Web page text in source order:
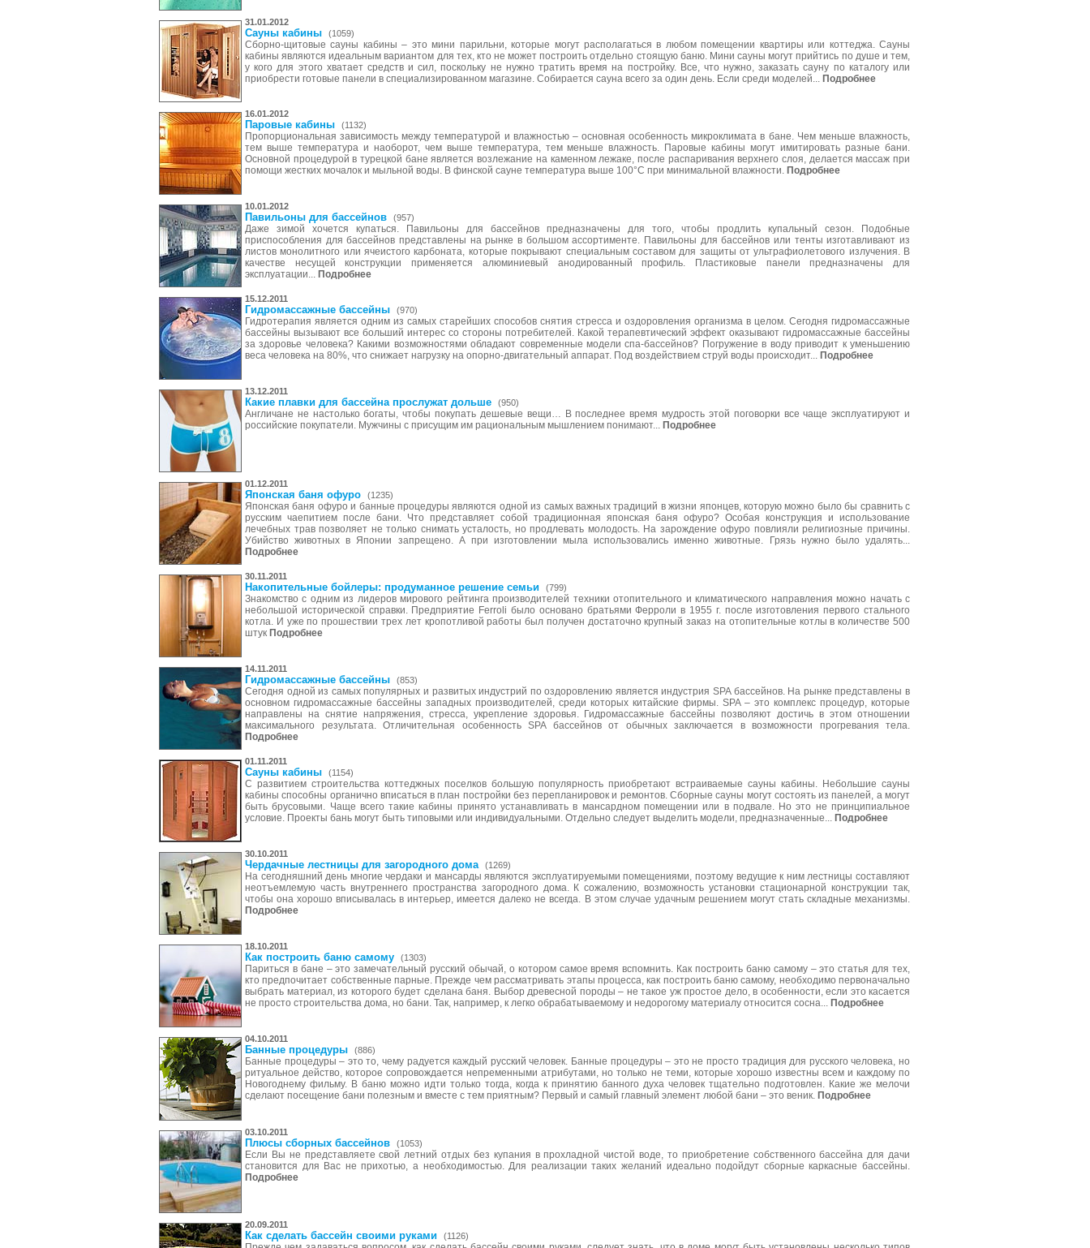
31.01.2012
Сауны кабины (1059)
Сборно-щитовые сауны кабины – это мини парильни, которые могут располагаться в любом помещении квартиры или коттеджа. Сауны
кабины являются идеальным вариантом для тех, кто не может построить отдельно стоящую баню. Мини сауны могут прийтись по душе и тем,
у кого для этого хватает средств и сил, поскольку не нужно тратить время на постройку. Все, что нужно, заказать сауну по каталогу или
приобрести готовые панели в специализированном магазине. Собирается сауна всего за один день. Если среди моделей... Подробнее
16.01.2012
Паровые кабины (1132)
Пропорциональная зависимость между температурой и влажностью – основная особенность микроклимата в бане. Чем меньше влажность,
тем выше температура и наоборот, чем выше температура, тем меньше влажность. Паровые кабины могут имитировать разные бани.
Основной процедурой в турецкой бане является возлежание на каменном лежаке, после распаривания верхнего слоя, делается массаж при
помощи жестких мочалок и мыльной воды. В финской сауне температура выше 100°С при минимальной влажности. Подробнее
10.01.2012
Павильоны для бассейнов (957)
Даже зимой хочется купаться. Павильоны для бассейнов предназначены для того, чтобы продлить купальный сезон. Подобные
приспособления для бассейнов представлены на рынке в большом ассортименте. Павильоны для бассейнов или тенты изготавливают из
листов монолитного или ячеистого карбоната, которые покрывают специальным составом для защиты от ультрафиолетового излучения. В
качестве несущей конструкции применяется алюминиевый анодированный профиль. Пластиковые панели предназначены для
эксплуатации... Подробнее
15.12.2011
Гидромассажные бассейны (970)
Гидротерапия является одним из самых старейших способов снятия стресса и оздоровления организма в целом. Сегодня гидромассажные
бассейны вызывают все больший интерес со стороны потребителей. Какой терапевтический эффект оказывают гидромассажные бассейны
за здоровье человека? Какими возможностями обладают современные модели спа-бассейнов? Погружение в воду приводит к уменьшению
веса человека на 80%, что снижает нагрузку на опорно-двигательный аппарат. Под воздействием струй воды происходит... Подробнее
13.12.2011
Какие плавки для бассейна прослужат дольше (950)
Англичане не настолько богаты, чтобы покупать дешевые вещи… В последнее время мудрость этой поговорки все чаще эксплуатируют и
российские покупатели. Мужчины с присущим им рациональным мышлением понимают... Подробнее
01.12.2011
Японская баня офуро (1235)
Японская баня офуро и банные процедуры являются одной из самых важных традиций в жизни японцев, которую можно было бы сравнить с
русским чаепитием после бани. Что представляет собой традиционная японская баня офуро? Особая конструкция и использование
лечебных трав позволяет не только снимать усталость, но продлевать молодость. На зарождение офуро повлияли религиозные причины.
Убийство животных в Японии запрещено. А при изготовлении мыла использовались именно животные. Грязь нужно было удалять...
Подробнее
30.11.2011
Накопительные бойлеры: продуманное решение семьи (799)
Знакомство с одним из лидеров мирового рейтинга производителей техники отопительного и климатического направления можно начать с
небольшой исторической справки. Предприятие Ferroli было основано братьями Ферроли в 1955 г. после изготовления первого стального
котла. И уже по прошествии трех лет кропотливой работы был получен достаточно крупный заказ на отопительные котлы в количестве 500
штук Подробнее
14.11.2011
Гидромассажные бассейны (853)
Сегодня одной из самых популярных и развитых индустрий по оздоровлению является индустрия SPA бассейнов. На рынке представлены в
основном гидромассажные бассейны западных производителей, среди которых китайские фирмы. SPA – это комплекс процедур, которые
направлены на снятие напряжения, стресса, укрепление здоровья. Гидромассажные бассейны позволяют достичь в этом отношении
максимального результата. Отличительная особенность SPA бассейнов от обычных заключается в возможности прогревания тела.
Подробнее
01.11.2011
Сауны кабины (1154)
С развитием строительства коттеджных поселков большую популярность приобретают встраиваемые сауны кабины. Небольшие сауны
кабины способны органично вписаться в план постройки без перепланировок и ремонтов. Сборные сауны могут состоять из панелей, а могут
быть брусовыми. Чаще всего такие кабины принято устанавливать в мансардном помещении или в подвале. Но это не принципиальное
условие. Проекты бань могут быть типовыми или индивидуальными. Отдельно следует выделить модели, предназначенные... Подробнее
30.10.2011
Чердачные лестницы для загородного дома (1269)
На сегодняшний день многие чердаки и мансарды являются эксплуатируемыми помещениями, поэтому ведущие к ним лестницы составляют
неотъемлемую часть внутреннего пространства загородного дома. К сожалению, возможность установки стационарной конструкции так,
чтобы она хорошо вписывалась в интерьер, имеется далеко не всегда. В этом случае удачным решением могут стать складные механизмы.
Подробнее
18.10.2011
Как построить баню самому (1303)
Париться в бане – это замечательный русский обычай, о котором самое время вспомнить. Как построить баню самому – это статья для тех,
кто предпочитает собственные парные. Прежде чем рассматривать этапы процесса, как построить баню самому, необходимо первоначально
выбрать материал, из которого будет сделана баня. Выбор древесной породы – не такое уж простое дело, в особенности, если это касается
не просто строительства дома, но бани. Так, например, к легко обрабатываемому и недорогому материалу относится сосна... Подробнее
04.10.2011
Банные процедуры (886)
Банные процедуры – это то, чему радуется каждый русский человек. Банные процедуры – это не просто традиция для русского человека, но
ритуальное действо, которое сопровождается непременными атрибутами, но только не теми, которые хорошо известны всем и каждому по
Новогоднему фильму. В баню можно идти только тогда, когда к принятию банного духа человек тщательно подготовлен. Какие же мелочи
сделают посещение бани полезным и вместе с тем приятным? Первый и самый главный элемент любой бани – это веник. Подробнее
03.10.2011
Плюсы сборных бассейнов (1053)
Если Вы не представляете свой летний отдых без купания в прохладной чистой воде, то приобретение собственного бассейна для дачи
становится для Вас не прихотью, а необходимостью. Для реализации таких желаний идеально подойдут сборные каркасные бассейны.
Подробнее
20.09.2011
Как сделать бассейн своими руками (1126)